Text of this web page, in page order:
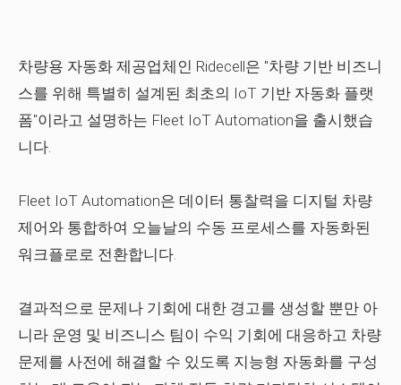
차량용 자동화 제공업체인 Ridecell은 "차량 기반 비즈니
스를 위해 특별히 설계된 최초의 IoT 기반 자동화 플랫
폼"이라고 설명하는 Fleet IoT Automation을 출시했습
니다.
Fleet IoT Automation은 데이터 통찰력을 디지털 차량
제어와 통합하여 오늘날의 수동 프로세스를 자동화된
워크플로로 전환합니다.
결과적으로 문제나 기회에 대한 경고를 생성할 뿐만 아
니라 운영 및 비즈니스 팀이 수익 기회에 대응하고 차량
문제를 사전에 해결할 수 있도록 지능형 자동화를 구성